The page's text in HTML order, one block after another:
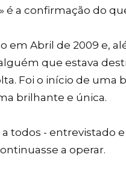
é a confirmação do
em Abril de 2009 e,
que estava
Foi o início de uma
brilhante e única.
todos - entrevistado
a operar.